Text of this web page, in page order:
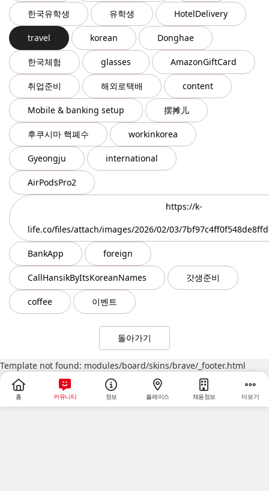
한국유학생 유학생 HotelDelivery
travel korean Donghae
한국체험 glasses AmazonGiftCard
취업준비 해외로택배 content
Mobile & banking setup 摆摊儿
후쿠시마 핵폐수 workinkorea
Gyeongju international
AirPodsPro2
https://k-
life.co/files/attach/images/2026/02/03/
BankApp foreign
CallHansikByItsKoreanNames 갓생준비
coffee 이벤트
돌아가기
Template not found: modules/board/skins/brave/_footer.html
홈 커뮤니티 정보 플레이스 채용정보 더보기